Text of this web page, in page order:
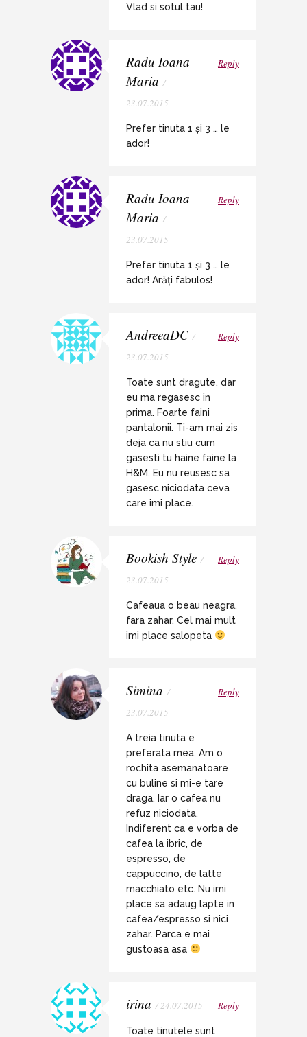
Vlad si sotul tau!
Radu Ioana
Maria /
23.07.2015
Reply
Prefer tinuta 1 și 3 … le
ador!
Radu Ioana
Maria /
23.07.2015
Reply
Prefer tinuta 1 și 3 … le
ador! Arăți fabulos!
AndreeaDC /
23.07.2015
Reply
Toate sunt dragute, dar
eu ma regasesc in
prima. Foarte faini
pantalonii. Ti-am mai zis
deja ca nu stiu cum
gasesti tu haine faine la
H&M. Eu nu reusesc sa
gasesc niciodata ceva
care imi place.
Bookish Style /
23.07.2015
Reply
Cafeaua o beau neagra,
fara zahar. Cel mai mult
imi place salopeta
Simina /
23.07.2015
Reply
A treia tinuta e
preferata mea. Am o
rochita asemanatoare
cu buline si mi-e tare
draga. Iar o cafea nu
refuz niciodata.
Indiferent ca e vorba de
cafea la ibric, de
espresso, de
cappuccino, de latte
macchiato etc. Nu imi
place sa adaug lapte in
cafea/espresso si nici
zahar. Parca e mai
gustoasa asa
irina / 24.07.2015 Reply
Toate tinutele sunt